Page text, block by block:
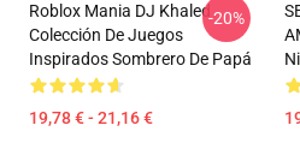
Roblox Mania DJ Khaled
Colección De Juegos
Inspirados Sombrero De Papá
19,78 € - 21,16 €
-20%